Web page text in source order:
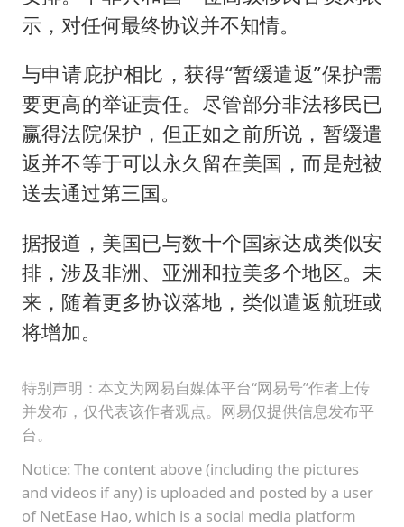
示，对任何最终协议并不知情。
与申请庇护相比，获得“暂缓遣返”保护需
要更高的举证责任。尽管部分非法移民已
赢得法院保护，但正如之前所说，暂缓遣
返并不等于可以永久留在美国，而是尅被
送去通过第三国。
据报道，美国已与数十个国家达成类似安
排，涉及非洲、亚洲和拉美多个地区。未
来，随着更多协议落地，类似遣返航班或
将增加。
特别声明：本文为网易自媒体平台“网易号”作者上传
并发布，仅代表该作者观点。网易仅提供信息发布平
台。
Notice: The content above (including the pictures
and videos if any) is uploaded and posted by a user
of NetEase Hao, which is a social media platform